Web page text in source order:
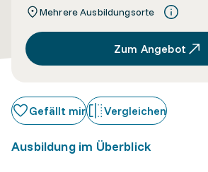
Mehrere Ausbildungsorte
Zum Angebot
Gefällt mir Vergleichen
Ausbildung im Überblick